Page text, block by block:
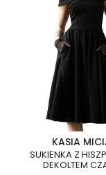
KASIA
SUKIENKA Z
DEKOLTEM